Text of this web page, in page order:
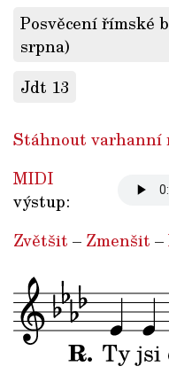
Posvěcení římské
srpna)
Jdt 13
Stáhnout varhanní
MIDI
výstup:
Zvětšit – Zmenšit –